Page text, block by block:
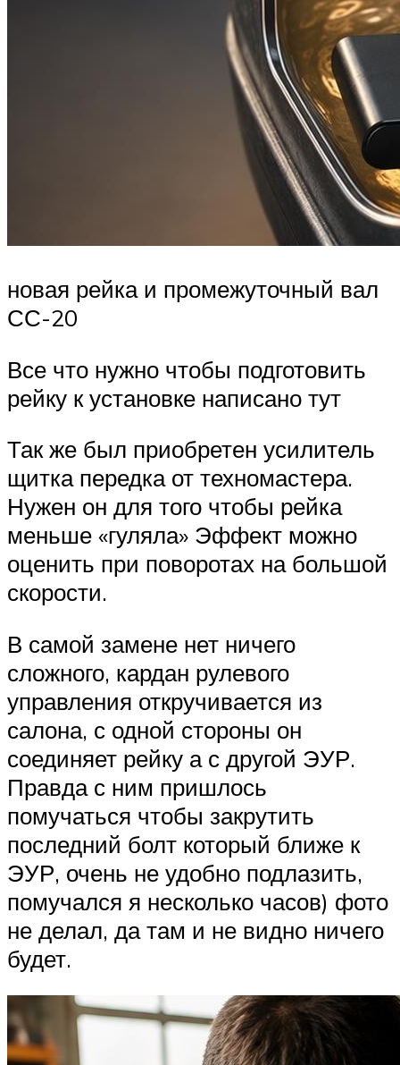
новая рейка и промежуточный вал
СС-20
Все что нужно чтобы подготовить
рейку к установке написано тут
Так же был приобретен усилитель
щитка передка от техномастера.
Нужен он для того чтобы рейка
меньше «гуляла» Эффект можно
оценить при поворотах на большой
скорости.
В самой замене нет ничего
сложного, кардан рулевого
управления откручивается из
салона, с одной стороны он
соединяет рейку а с другой ЭУР.
Правда с ним пришлось
помучаться чтобы закрутить
последний болт который ближе к
ЭУР, очень не удобно подлазить,
помучался я несколько часов) фото
не делал, да там и не видно ничего
будет.